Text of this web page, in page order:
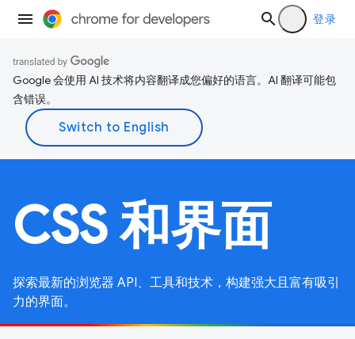
登录
Google 会使用 AI 技术将内容翻译成您偏好的语言。AI 翻译可能包
含错误。
CSS 和界面
探索最新的浏览器 API、工具和技术，构建强大且富有吸引
力的界面。